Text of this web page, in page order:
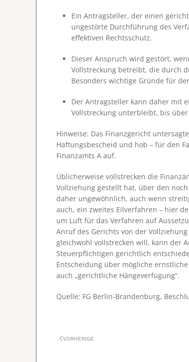
Ein Antragsteller, der einen
ungestörte Durchführung des
effektiven Rechtsschutz.
Dieser Anspruch wird gestört,
Vollstreckung betreibt, die durch
Besonders wichtige Gründe für
Der Antragsteller kann daher mit
Vollstreckung unterbleibt, bis
Hinweise: Das Finanzgericht
Haftungsbescheid und hob – für den
Finanzamts A auf.
Üblicherweise vollstrecken die
Vollziehung gestellt hat, über den
daher ungewöhnlich, auch wenn
auch, ein zweites Eilverfahren – hier
um Luft für das Verfahren auf
Anruf des Gerichts von der
gleichwohl vollstrecken will, kann der
Steuerpflichtigen gerichtlich
Entscheidung über mögliche
auch „gerichtliche Hängeverfügung“.
Quelle: FG Berlin-Brandenburg,
VORHERIGE